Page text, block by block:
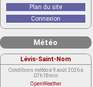
Plan du site
Connexion
Météo
Lévis-Saint-Nom
Conditions météo à 9 août 2026 à
07h18min
OpenWeather